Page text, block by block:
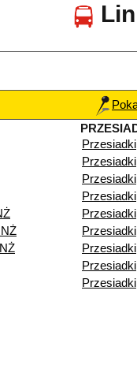
Przesiadki
Przesiadki
Przesiadki
Przesiadki
Przesiadki
Przesiadki
Przesiadki
Przesiadki
Przesiadki